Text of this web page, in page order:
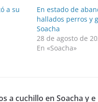
a su
En estado de
hallados perros y
Soacha
28 de agosto de
En «Soacha»
a cuchillo en Soacha y e